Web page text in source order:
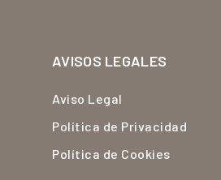
AVISOS LEGALES
Aviso Legal
Política de Privacidad
Política de Cookies